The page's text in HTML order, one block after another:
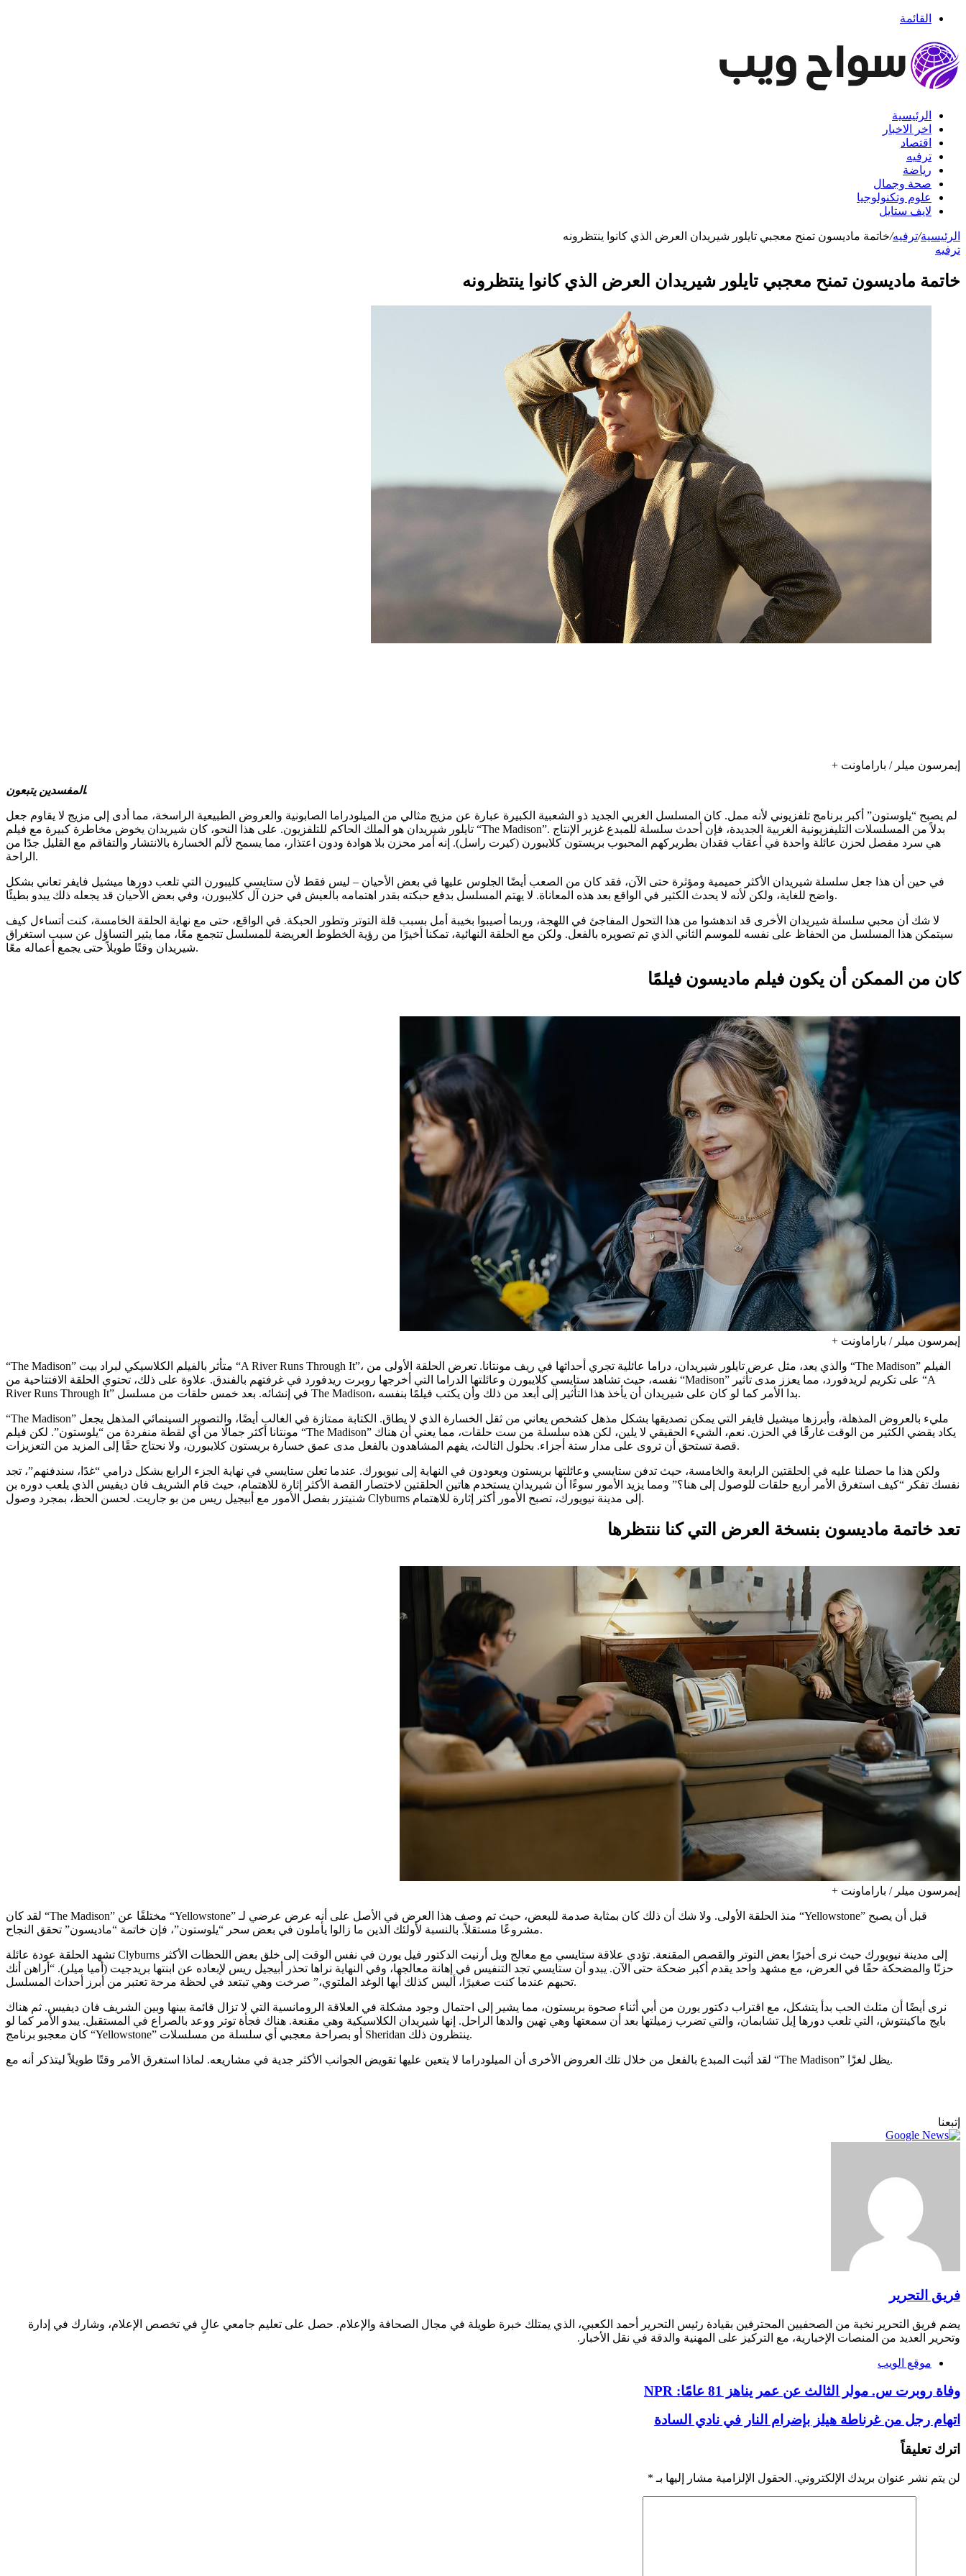
القائمة
الرئيسية
اخر الاخبار
اقتصاد
ترفيه
رياضة
صحة وجمال
علوم وتكنولوجيا
لايف ستايل
الرئيسية/ترفيه/خاتمة ماديسون تمنح معجبي تايلور شيريدان العرض الذي كانوا ينتظرونه
ترفيه
خاتمة ماديسون تمنح معجبي تايلور شيريدان العرض الذي كانوا ينتظرونه
إيمرسون ميلر / باراماونت +
المفسدين يتبعون.
لم يصبح “يلوستون” أكبر برنامج تلفزيوني لأنه ممل. كان المسلسل الغربي الجديد ذو الشعبية الكبيرة عبارة عن مزيج مثالي من الميلودراما الصابونية والعروض الطبيعية الراسخة، مما أدى إلى مزيج لا يقاوم جعل
تايلور شيريدان هو الملك الحاكم للتلفزيون. على هذا النحو، كان شيريدان يخوض مخاطرة كبيرة مع فيلم “The Madison”. بدلاً من المسلسلات التليفزيونية الغربية الجديدة، فإن أحدث سلسلة للمبدع غزير الإنتاج
هي سرد ​​مفصل لحزن عائلة واحدة في أعقاب فقدان بطريركهم المحبوب بريستون كلايبورن (كيرت راسل). إنه أمر محزن بلا هوادة ودون اعتذار، مما يسمح لألم الخسارة بالانتشار والتفاقم مع القليل جدًا من
الراحة.
في حين أن هذا جعل سلسلة شيريدان الأكثر حميمية ومؤثرة حتى الآن، فقد كان من الصعب أيضًا الجلوس عليها في بعض الأحيان – ليس فقط لأن ستايسي كليبورن التي تلعب دورها ميشيل فايفر تعاني بشكل
واضح للغاية، ولكن لأنه لا يحدث الكثير في الواقع بعد هذه المعاناة. لا يهتم المسلسل بدفع حبكته بقدر اهتمامه بالعيش في حزن آل كلايبورن، وفي بعض الأحيان قد يجعله ذلك يبدو بطيئًا.
لا شك أن محبي سلسلة شيريدان الأخرى قد اندهشوا من هذا التحول المفاجئ في اللهجة، وربما أصيبوا بخيبة أمل بسبب قلة التوتر وتطور الحبكة. في الواقع، حتى مع نهاية الحلقة الخامسة، كنت أتساءل كيف
سيتمكن هذا المسلسل من الحفاظ على نفسه للموسم الثاني الذي تم تصويره بالفعل. ولكن مع الحلقة النهائية، تمكنا أخيرًا من رؤية الخطوط العريضة للمسلسل تتجمع معًا، مما يثير التساؤل عن سبب استغراق
شيريدان وقتًا طويلاً حتى يجمع أعماله معًا.
كان من الممكن أن يكون فيلم ماديسون فيلمًا
إيمرسون ميلر / باراماونت +
“The Madison” متأثر بالفيلم الكلاسيكي لبراد بيت “A River Runs Through It”، والذي يعد، مثل عرض تايلور شيريدان، دراما عائلية تجري أحداثها في ريف مونتانا. تعرض الحلقة الأولى من “The Madison” الفيلم
نفسه، حيث تشاهد ستايسي كلايبورن وعائلتها الدراما التي أخرجها روبرت ريدفورد في غرفتهم بالفندق. علاوة على ذلك، تحتوي الحلقة الافتتاحية من “Madison” على تكريم لريدفورد، مما يعزز مدى تأثير “A
River Runs Through It” في إنشائه. بعد خمس حلقات من مسلسل The Madison، بدا الأمر كما لو كان على شيريدان أن يأخذ هذا التأثير إلى أبعد من ذلك وأن يكتب فيلمًا بنفسه.
“The Madison” مليء بالعروض المذهلة، وأبرزها ميشيل فايفر التي يمكن تصديقها بشكل مذهل كشخص يعاني من ثقل الخسارة الذي لا يطاق. الكتابة ممتازة في الغالب أيضًا، والتصوير السينمائي المذهل يجعل
مونتانا أكثر جمالًا من أي لقطة منفردة من “يلوستون”. لكن فيلم “The Madison” يكاد يقضي الكثير من الوقت غارقًا في الحزن. نعم، الشيء الحقيقي لا يلين، لكن هذه سلسلة من ست حلقات، مما يعني أن هناك
قصة تستحق أن تروى على مدار ستة أجزاء. بحلول الثالث، يفهم المشاهدون بالفعل مدى عمق خسارة بريستون كلايبورن، ولا نحتاج حقًا إلى المزيد من التعزيزات.
ولكن هذا ما حصلنا عليه في الحلقتين الرابعة والخامسة، حيث تدفن ستايسي وعائلتها بريستون ويعودون في النهاية إلى نيويورك. عندما تعلن ستايسي في نهاية الجزء الرابع بشكل درامي “غدًا، سندفنهم”، تجد
نفسك تفكر “كيف استغرق الأمر أربع حلقات للوصول إلى هنا؟” ومما يزيد الأمور سوءًا أن شيريدان يستخدم هاتين الحلقتين لاختصار القصة الأكثر إثارة للاهتمام، حيث قام الشريف فان ديفيس الذي يلعب دوره بن
شنيتزر بفصل الأمور مع أبيجيل ريس من بو جاريت. لحسن الحظ، بمجرد وصول Clyburns إلى مدينة نيويورك، تصبح الأمور أكثر إثارة للاهتمام.
تعد خاتمة ماديسون بنسخة العرض التي كنا ننتظرها
إيمرسون ميلر / باراماونت +
لقد كان “The Madison” مختلفًا عن “Yellowstone” منذ الحلقة الأولى. ولا شك أن ذلك كان بمثابة صدمة للبعض، حيث تم وصف هذا العرض في الأصل على أنه عرض عرضي لـ “Yellowstone” قبل أن يصبح
مشروعًا مستقلاً. بالنسبة لأولئك الذين ما زالوا يأملون في بعض سحر “يلوستون”، فإن خاتمة “ماديسون” تحقق النجاح.
تشهد الحلقة عودة عائلة Clyburns إلى مدينة نيويورك حيث نرى أخيرًا بعض التوتر والقصص المقنعة. تؤدي علاقة ستايسي مع معالج ويل أرنيت الدكتور فيل يورن في نفس الوقت إلى خلق بعض اللحظات الأكثر
حزنًا والمضحكة حقًا في العرض، مع مشهد واحد يقدم أكبر ضحكة حتى الآن. يبدو أن ستايسي تجد التنفيس في إهانة معالجها، وفي النهاية نراها تحذر أبيجيل ريس لإبعاده عن ابنتها بريدجيت (أميا ميلر). “أراهن أنك
تحبهم عندما كنت صغيرًا، أليس كذلك أيها الوغد الملتوي،” صرخت وهي تبتعد في لحظة مرحة تعتبر من أبرز أحداث المسلسل.
نرى أيضًا أن مثلث الحب بدأ يتشكل، مع اقتراب دكتور يورن من أبي أثناء صحوة بريستون، مما يشير إلى احتمال وجود مشكلة في العلاقة الرومانسية التي لا تزال قائمة بينها وبين الشريف فان ديفيس. ثم هناك
بايج ماكينتوش، التي تلعب دورها إيل تشابمان، والتي تضرب زميلتها بعد أن سمعتها وهي تهين والدها الراحل. إنها شيريدان الكلاسيكية وهي مقنعة. هناك فجأة توتر ووعد بالصراع في المستقبل. يبدو الأمر كما لو
كان معجبو برنامج “Yellowstone” أو بصراحة معجبي أي سلسلة من مسلسلات Sheridan ينتظرون ذلك.
لقد أثبت المبدع بالفعل من خلال تلك العروض الأخرى أن الميلودراما لا يتعين عليها تقويض الجوانب الأكثر جدية في مشاريعه. لماذا استغرق الأمر وقتًا طويلاً ليتذكر أنه مع “The Madison” يظل لغزًا.
إتبعنا
فريق التحرير
يضم فريق التحرير نخبة من الصحفيين المحترفين بقيادة رئيس التحرير أحمد الكعبي، الذي يمتلك خبرة طويلة في مجال الصحافة والإعلام. حصل على تعليم جامعي عالٍ في تخصص الإعلام، وشارك في إدارة
وتحرير العديد من المنصات الإخبارية، مع التركيز على المهنية والدقة في نقل الأخبار.
موقع الويب
وفاة روبرت س. مولر الثالث عن عمر يناهز 81 عامًا: NPR
اتهام رجل من غرناطة هيلز بإضرام النار في نادي السادة
اترك تعليقاً
لن يتم نشر عنوان بريدك الإلكتروني. الحقول الإلزامية مشار إليها بـ *